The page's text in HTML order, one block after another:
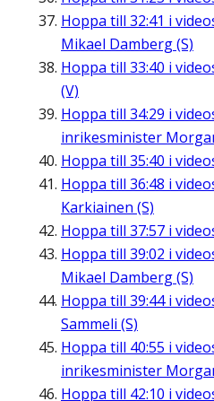
Hoppa till 32:41 i
Mikael Damberg (S)
Hoppa till 33:40 i
(V)
Hoppa till 34:29 i
inrikesminister
Hoppa till 35:40 i
Hoppa till 36:48 i
Karkiainen (S)
Hoppa till 37:57 i
Hoppa till 39:02 i
Mikael Damberg (S)
Hoppa till 39:44i
Sammeli (S)
Hoppa till 40:55 i
inrikesminister
Hoppa till 42:10 i